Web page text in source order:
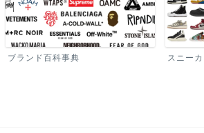
ブランド百科事典 スニーカ